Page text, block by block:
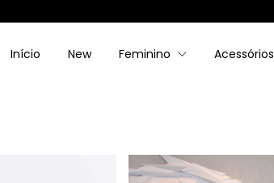
Início New Feminino Acessórios